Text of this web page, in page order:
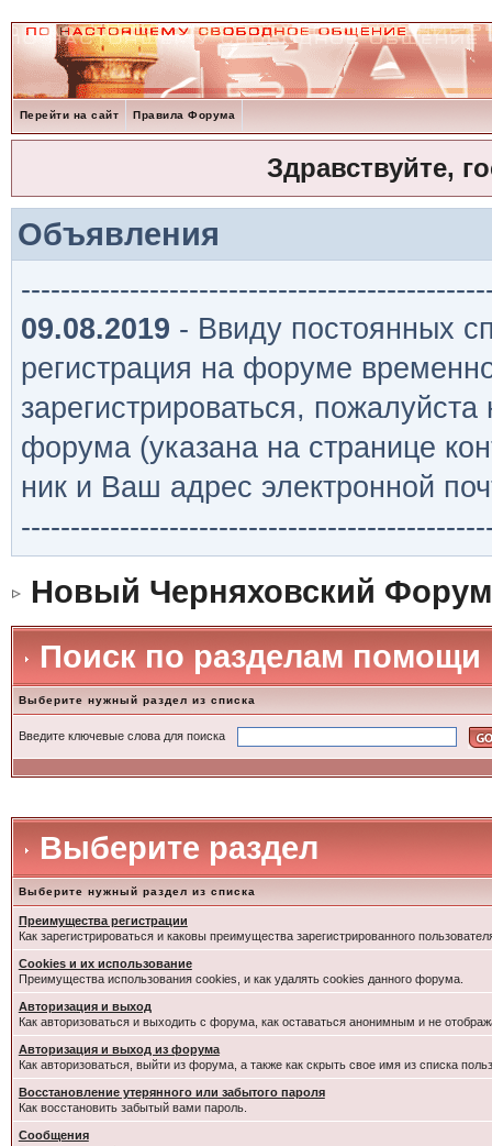
Перейти на сайт Правила Форума
Здравствуйте,
Объявления
09.08.2019 - Ввиду постоянных
регистрация на форуме
зарегистрироваться,
форума (указана на странице
ник и Ваш адрес электронной
Новый Черняховский Форум
Поиск по разделам помощи
Выберите нужный раздел из списка
Введите ключевые слова для поиска
Выберите раздел
Выберите нужный раздел из списка
Преимущества регистрации
Как зарегистрироваться и каковы преимущества зарегистрированного
Cookies и их использование
Преимущества использования cookies, и как удалять cookies данного форума.
Авторизация и выход
Как авторизоваться и выходить с форума, как оставаться анонимным и не
Авторизация и выход из форума
Как авторизоваться, выйти из форума, а также как скрыть свое имя из списка
Восстановление утерянного или забытого пароля
Как восстановить забытый вами пароль.
Сообщения